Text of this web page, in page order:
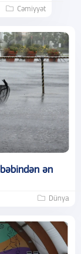
Cəmiyyət
ən
Dünya